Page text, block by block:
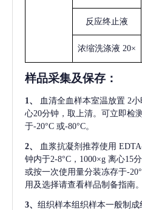
反应终止液
浓缩洗涤液 20×
样品采集及保存 ：
1、 血清全血样本室温放置 2
心20分钟，取上清。可立即检
于-20°C 或-80°C。
2、 血浆抗凝剂推荐使用
钟内于2-8°C，1000×g 离心15
或按一次使用量分装冻存于-
用及选择请查看样品制备指南。
3、 组织样本组织样本一般制成